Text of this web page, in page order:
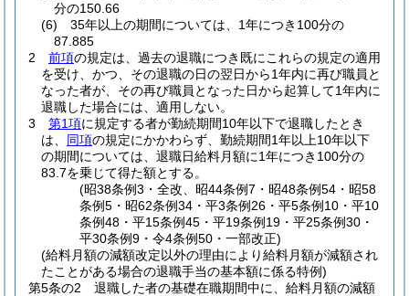
分の150.66
(6)
35年以上の期間については、1年につき100分の
87.885
2
前項の規定は、過去の退職につき既にこれらの規定の適用
を受け、かつ、その退職の日の翌日から1年内に再び職員と
なった者が、その再び職員となった日から起算して1年内に
退職した場合には、適用しない。
3
第1項に規定する者が勤続期間10年以下で退職したとき
は、 同項の規定にかかわらず、勤続期間1年以上10年以下
の期間については、退職日給料月額に1年につき100分の
83.7を乗じて得た額とする。
(昭38条例3・全改、昭44条例7・昭48条例54・昭58
条例5・昭62条例34・平3条例26・平5条例10・平10
条例48・平15条例45・平19条例19・平25条例30・
平30条例9・令4条例50・一部改正)
(給料月額の減額改定以外の理由により給料月額が減額され
たことがある場合の退職手当の基本額に係る特例)
第5条の2
退職した者の基礎在職期間中に、給料月額の減額